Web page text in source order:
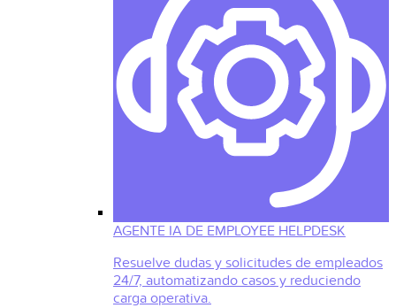
AGENTE IA DE EMPLOYEE HELPDESK
Resuelve dudas y solicitudes de empleados
24/7, automatizando casos y reduciendo
carga operativa.